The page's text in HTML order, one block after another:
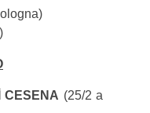
CESENA (25/2 a